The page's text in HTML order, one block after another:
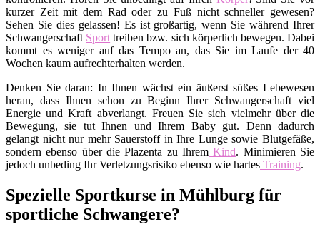
kurzer Zeit mit dem Rad oder zu Fuß nicht schneller gewesen?
Sehen Sie dies gelassen! Es ist großartig, wenn Sie während Ihrer
Schwangerschaft Sport treiben bzw. sich körperlich bewegen. Dabei
kommt es weniger auf das Tempo an, das Sie im Laufe der 40
Wochen kaum aufrechterhalten werden.
Denken Sie daran: In Ihnen wächst ein äußerst süßes Lebewesen
heran, dass Ihnen schon zu Beginn Ihrer Schwangerschaft viel
Energie und Kraft abverlangt. Freuen Sie sich vielmehr über die
Bewegung, sie tut Ihnen und Ihrem Baby gut. Denn dadurch
gelangt nicht nur mehr Sauerstoff in Ihre Lunge sowie Blutgefäße,
sondern ebenso über die Plazenta zu Ihrem Kind. Minimieren Sie
jedoch unbeding Ihr Verletzungsrisiko ebenso wie hartes Training.
Spezielle Sportkurse in Mühlburg für
sportliche Schwangere?